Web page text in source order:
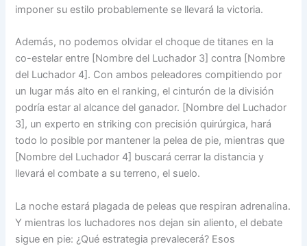
imponer su estilo probablemente se llevará la victoria.
Además, no podemos olvidar el choque de titanes en la
co-estelar entre [Nombre del Luchador 3] contra [Nombre
del Luchador 4]. Con ambos peleadores compitiendo por
un lugar más alto en el ranking, el cinturón de la división
podría estar al alcance del ganador. [Nombre del Luchador
3], un experto en striking con precisión quirúrgica, hará
todo lo posible por mantener la pelea de pie, mientras que
[Nombre del Luchador 4] buscará cerrar la distancia y
llevará el combate a su terreno, el suelo.
La noche estará plagada de peleas que respiran adrenalina.
Y mientras los luchadores nos dejan sin aliento, el debate
sigue en pie: ¿Qué estrategia prevalecerá? Esos